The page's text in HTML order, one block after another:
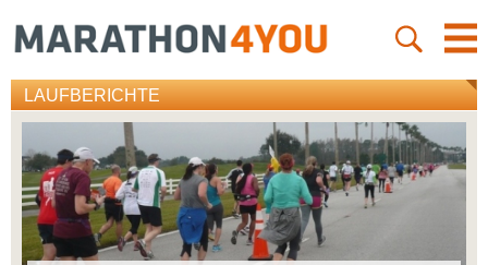
LAUFBERICHTE